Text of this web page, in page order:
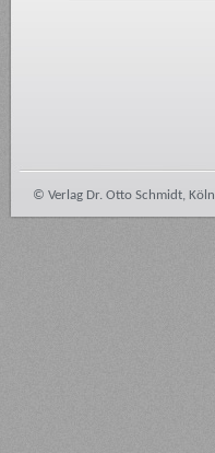
© Verlag Dr. Otto Schmidt, Köln